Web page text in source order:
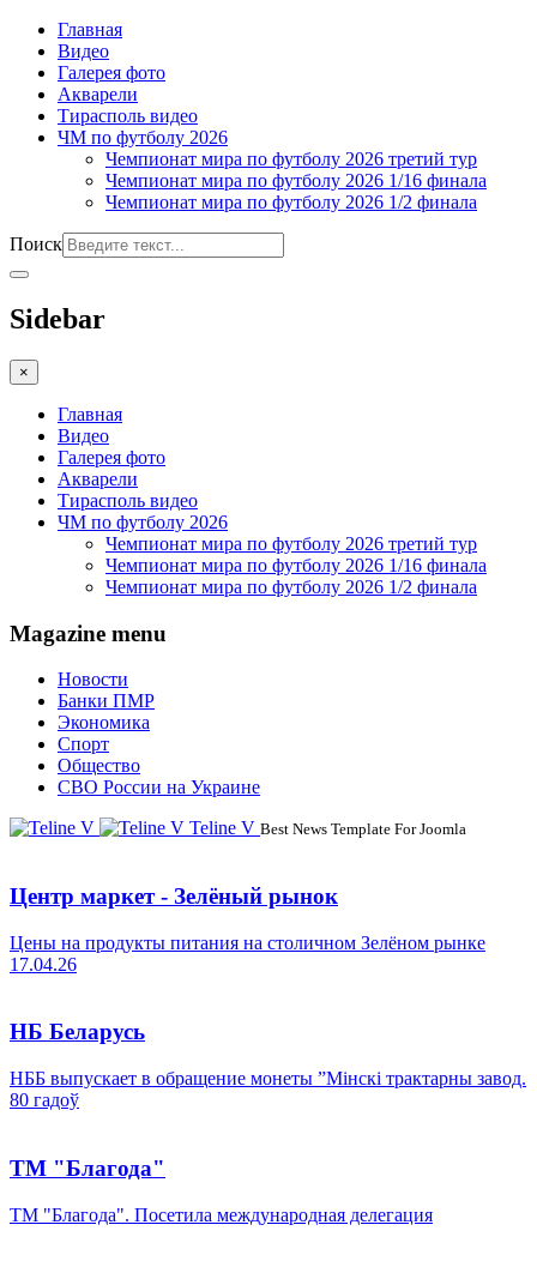
Главная
Видео
Галерея фото
Акварели
Тирасполь видео
ЧМ по футболу 2026
Чемпионат мира по футболу 2026 третий тур
Чемпионат мира по футболу 2026 1/16 финала
Чемпионат мира по футболу 2026 1/2 финала
Поиск
Sidebar
×
Главная
Видео
Галерея фото
Акварели
Тирасполь видео
ЧМ по футболу 2026
Чемпионат мира по футболу 2026 третий тур
Чемпионат мира по футболу 2026 1/16 финала
Чемпионат мира по футболу 2026 1/2 финала
Magazine menu
Новости
Банки ПМР
Экономика
Спорт
Общество
СВО России на Украине
Teline V Best News Template For Joomla
Центр маркет - Зелёный рынок
Цены на продукты питания на столичном Зелёном рынке
17.04.26
НБ Беларусь
НББ выпускает в обращение монеты ”Мінскі трактарны завод.
80 гадоў
ТМ "Благода"
ТМ "Благода". Посетила международная делегация